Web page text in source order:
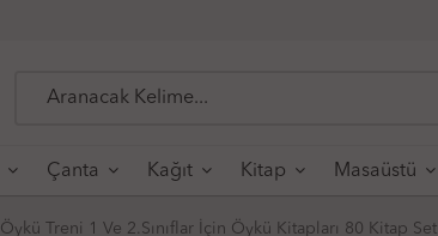
Çanta Kağıt Kitap Masaüstü
Öykü Treni 1 Ve 2.Sınıflar İçin Öykü Kitapları 80 Kitap Set